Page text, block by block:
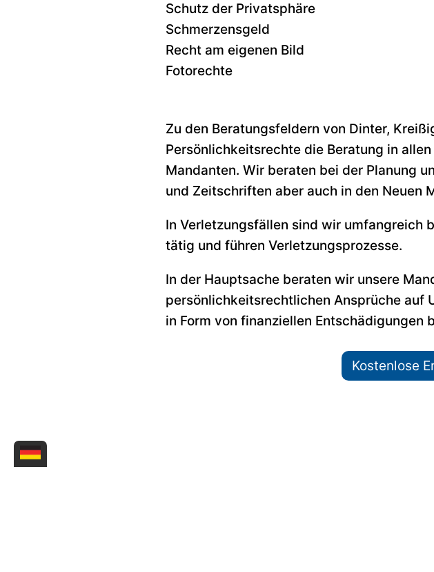
Schutz der Privatsphäre
Schmerzensgeld
Recht am eigenen Bild
Fotorechte
Zu den Beratungsfeldern von Dinter,
Persönlichkeitsrechte die Beratung in
Mandanten. Wir beraten bei der Planung
und Zeitschriften aber auch in den Neuen
In Verletzungsfällen sind wir umfangreich
tätig und führen Verletzungsprozesse.
In der Hauptsache beraten wir unsere
persönlichkeitsrechtlichen Ansprüche auf
in Form von finanziellen Entschädigungen
Kostenlose